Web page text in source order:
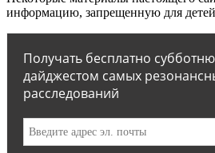
информацию, запрещенную для
Получать бесплатно
дайджестом самых
расследований